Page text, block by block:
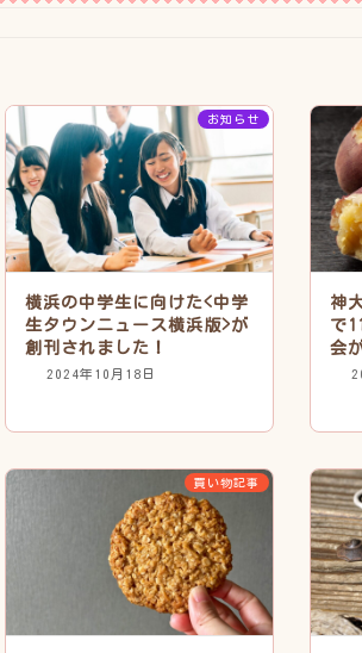
お知らせ
横浜の中学生に向けた<中学
生タウンニュース横浜版>が
創刊されました！
2024年10月18日
神
で
会
買い物記事